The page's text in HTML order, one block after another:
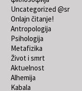
Uncategorized @sr
Onlajn čitanje!
Antropologija
Psihologija
Metafizika
Život i smrt
Aktuelnost
Alhemija
Kabala